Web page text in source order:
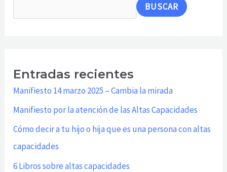
BUSCAR
Entradas recientes
Manifiesto 14 marzo 2025 – Cambia la mirada
Manifiesto por la atención de las Altas Capacidades
Cómo decir a tu hijo o hija que es una persona con altas
capacidades
6 Libros sobre altas capacidades